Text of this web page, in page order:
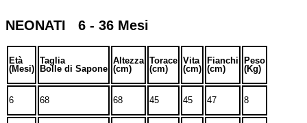
NEONATI 6 - 36 Mesi
Età
(Mesi)
Taglia
Bolle di Sapone
Altezza
(cm)
Torace
(cm)
Vita
(cm)
Fianchi
(cm)
Peso
(Kg)
6 68 68 45 45 47 8